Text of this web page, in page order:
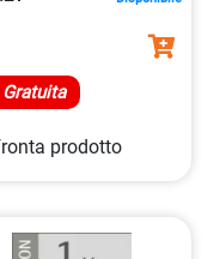
Gratuita
prodotto